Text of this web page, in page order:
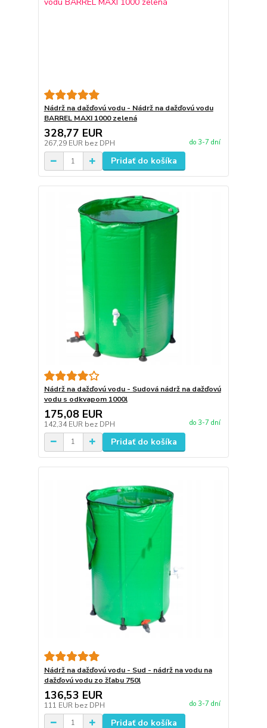
Nádrž na dažďovú vodu - Nádrž na dažďovú vodu
BARREL MAXI 1000 zelená
328,77 EUR
267,29 EUR bez DPH do 3-7 dní
Pridať do košíka
Nádrž na dažďovú vodu - Sudová nádrž na dažďovú
vodu s odkvapom 1000l
175,08 EUR
142,34 EUR bez DPH do 3-7 dní
Pridať do košíka
Nádrž na dažďovú vodu - Sud - nádrž na vodu na
dažďovú vodu zo žľabu 750l
136,53 EUR
111 EUR bez DPH do 3-7 dní
Pridať do košíka